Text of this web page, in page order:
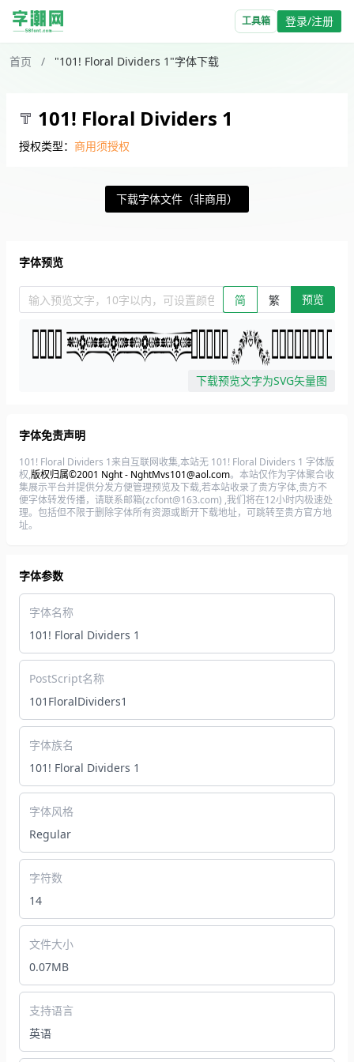
工具箱 登录/注册
首页 / "101! Floral Dividers 1"字体下载
101! Floral Dividers 1
授权类型： 商用须授权
下载字体文件（非商用）
字体预览
输入预览文字，10字以内，可设置颜色、大小、简繁。回车查看效
简 繁 预览
下载预览文字为SVG矢量图
字体免责声明
101! Floral Dividers 1来自互联网收集,本站无 101! Floral Dividers 1 字体版
权,版权归属©2001 Nght - NghtMvs101@aol.com。本站仅作为字体聚合收
集展示平台并提供分发方便管理预览及下载,若本站收录了贵方字体,贵方不
便字体转发传播，请联系邮箱(zcfont@163.com) ,我们将在12小时内极速处
理。包括但不限于删除字体所有资源或断开下载地址，可跳转至贵方官方地
址。
字体参数
字体名称
101! Floral Dividers 1
PostScript名称
101FloralDividers1
字体族名
101! Floral Dividers 1
字体风格
Regular
字符数
14
文件大小
0.07MB
支持语言
英语